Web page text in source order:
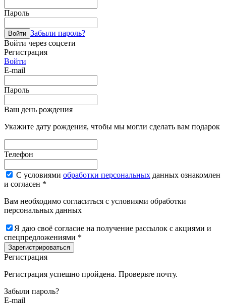
Пароль
Войти Забыли пароль?
Войти через соцсети
Регистрация
Войти
E-mail
Пароль
Ваш день рождения
Укажите дату рождения, чтобы мы могли сделать вам подарок
Телефон
С условиями обработки персональных данных ознакомлен
и согласен *
Вам необходимо согласиться с условиями обработки
персональных данных
Я даю своё согласие на получение рассылок с акциями и
спецпредложениями *
Зарегистрироваться
Регистрация
Регистрация успешно пройдена. Проверьте почту.
Забыли пароль?
E-mail